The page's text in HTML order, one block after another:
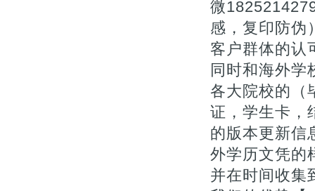
微
感，复印防伪
客户群体的认
同时和海外学
各大院校的（
证，学生卡，
的版本更新信
外学历文凭的
并在时间收集